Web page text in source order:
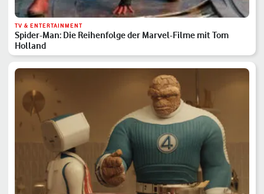
TV & ENTERTAINMENT
Spider-Man: Die Reihenfolge der Marvel-Filme mit Tom
Holland